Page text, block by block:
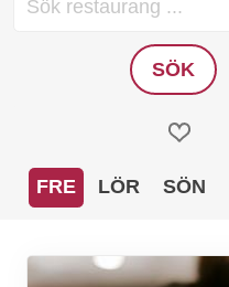
SÖK
FRE LÖR SÖN